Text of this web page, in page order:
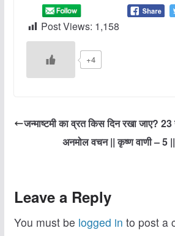
Post Views: 1,158
+4
जन्‍माष्‍टमी का व्रत किस दिन रखा जाए? 23
अनमोल वचन || कृष्ण वाणी –
Leave a Reply
You must be logged in to post a